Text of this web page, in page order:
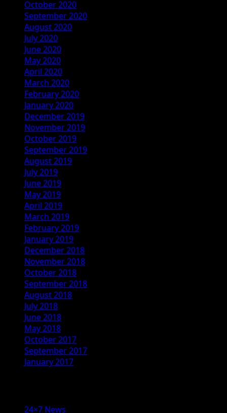
October 2020
September 2020
August 2020
July 2020
June 2020
May 2020
April 2020
March 2020
February 2020
January 2020
December 2019
November 2019
October 2019
September 2019
August 2019
July 2019
June 2019
May 2019
April 2019
March 2019
February 2019
January 2019
December 2018
November 2018
October 2018
September 2018
August 2018
July 2018
June 2018
May 2018
October 2017
September 2017
January 2017
24×7 News